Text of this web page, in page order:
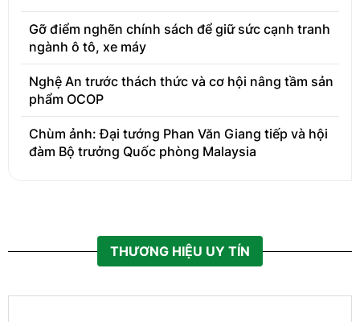
Gỡ điểm nghẽn chính sách để giữ sức cạnh tranh
ngành ô tô, xe máy
Nghệ An trước thách thức và cơ hội nâng tầm sản
phẩm OCOP
Chùm ảnh: Đại tướng Phan Văn Giang tiếp và hội
đàm Bộ trưởng Quốc phòng Malaysia
THƯƠNG HIỆU UY TÍN